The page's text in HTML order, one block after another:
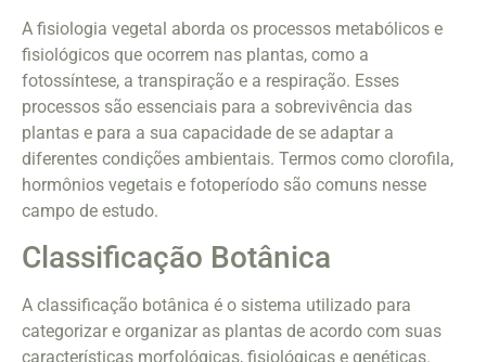
A fisiologia vegetal aborda os processos metabólicos e
fisiológicos que ocorrem nas plantas, como a
fotossíntese, a transpiração e a respiração. Esses
processos são essenciais para a sobrevivência das
plantas e para a sua capacidade de se adaptar a
diferentes condições ambientais. Termos como clorofila,
hormônios vegetais e fotoperíodo são comuns nesse
campo de estudo.
Classificação Botânica
A classificação botânica é o sistema utilizado para
categorizar e organizar as plantas de acordo com suas
características morfológicas, fisiológicas e genéticas.